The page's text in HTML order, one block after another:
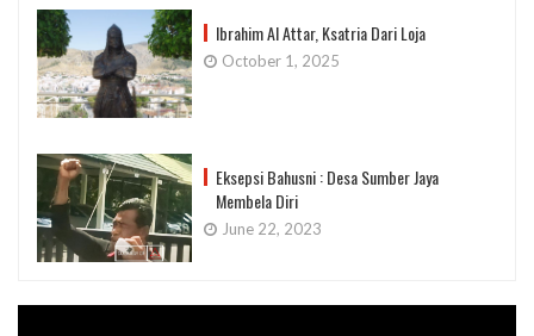
Ibrahim Al Attar, Ksatria Dari Loja
October 1, 2025
Eksepsi Bahusni : Desa Sumber Jaya
Membela Diri
June 22, 2023